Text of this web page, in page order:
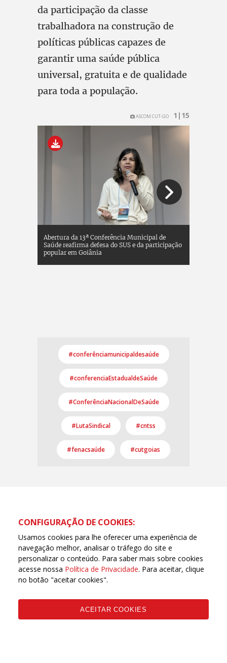
da participação da classe
trabalhadora na construção de
políticas públicas capazes de
garantir uma saúde pública
universal, gratuita e de qualidade
para toda a população.
#conferênciamunicipaldesaúde
#conferenciaEstadualdeSaúde
#ConferênciaNacionalDeSaúde
#LutaSindical #cntss
#fenacsaúde #cutgoias
Página oficial da Central Única dos Trabalhadores de
Goiás (CUT Goiás) | © Todos os direitos reservados
CONFIGURAÇÃO DE COOKIES:
Usamos cookies para lhe oferecer uma experiência de
navegação melhor, analisar o tráfego do site e
personalizar o conteúdo. Para saber mais sobre cookies
acesse nossa Política de Privacidade. Para aceitar, clique
no botão "aceitar cookies".
ACEITAR COOKIES